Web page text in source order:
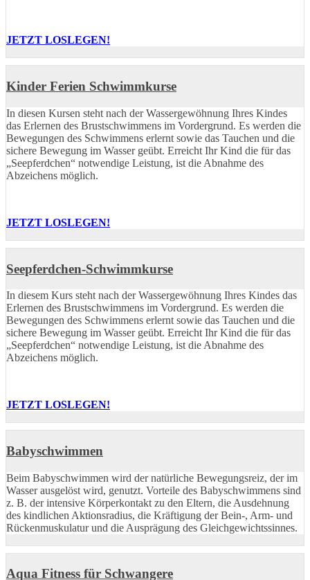
JETZT LOSLEGEN!
Kinder Ferien Schwimmkurse
In diesen Kursen steht nach der Wassergewöhnung Ihres Kindes
das Erlernen des Brustschwimmens im Vordergrund. Es werden die
Bewegungen des Schwimmens erlernt sowie das Tauchen und die
sichere Bewegung im Wasser geübt. Erreicht Ihr Kind die für das
„Seepferdchen“ notwendige Leistung, ist die Abnahme des
Abzeichens möglich.
JETZT LOSLEGEN!
Seepferdchen-Schwimmkurse
In diesem Kurs steht nach der Wassergewöhnung Ihres Kindes das
Erlernen des Brustschwimmens im Vordergrund. Es werden die
Bewegungen des Schwimmens erlernt sowie das Tauchen und die
sichere Bewegung im Wasser geübt. Erreicht Ihr Kind die für das
„Seepferdchen“ notwendige Leistung, ist die Abnahme des
Abzeichens möglich.
JETZT LOSLEGEN!
Babyschwimmen
Beim Babyschwimmen wird der natürliche Bewegungsreiz, der im
Wasser ausgelöst wird, genutzt. Vorteile des Babyschwimmens sind
z. B. der intensive Körperkontakt zu den Eltern, die Ausdehnung
des kindlichen Aktionsradius, die Kräftigung der Bein-, Arm- und
Rückenmuskulatur und die Ausprägung des Gleichgewichtssinnes.
Aqua Fitness für Schwangere